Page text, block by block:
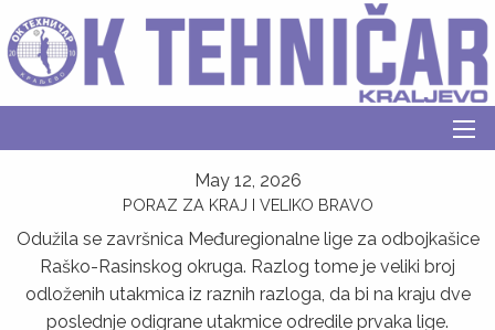
May 12, 2026
PORAZ ZA KRAJ I VELIKO BRAVO
Odužila se završnica Međuregionalne lige za odbojkašice
Raško-Rasinskog okruga. Razlog tome je veliki broj
odloženih utakmica iz raznih razloga, da bi na kraju dve
poslednje odigrane utakmice odredile prvaka lige.